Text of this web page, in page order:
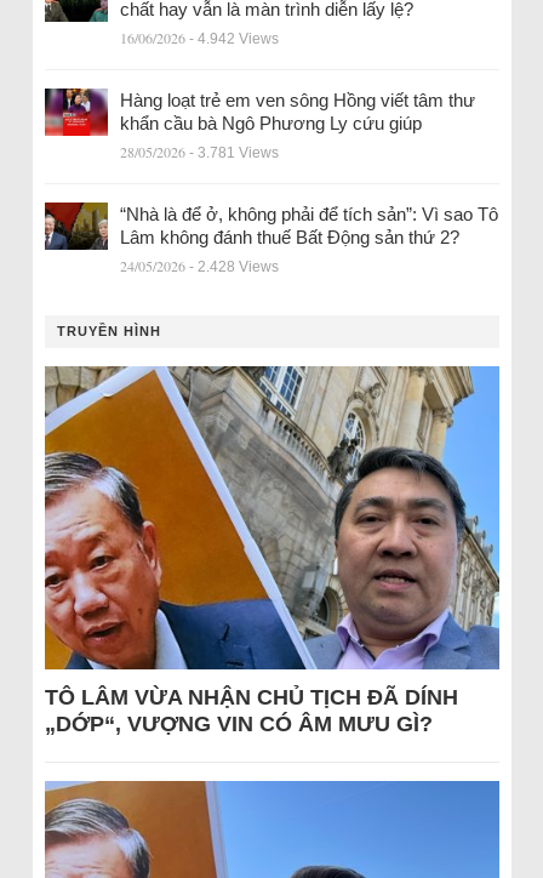
chất hay vẫn là màn trình diễn lấy lệ?
16/06/2026 - 4.942 Views
Hàng loạt trẻ em ven sông Hồng viết tâm thư
khẩn cầu bà Ngô Phương Ly cứu giúp
28/05/2026 - 3.781 Views
“Nhà là để ở, không phải để tích sản”: Vì sao Tô
Lâm không đánh thuế Bất Động sản thứ 2?
24/05/2026 - 2.428 Views
TRUYỀN HÌNH
TÔ LÂM VỪA NHẬN CHỦ TỊCH ĐÃ DÍNH
„DỚP“, VƯỢNG VIN CÓ ÂM MƯU GÌ?